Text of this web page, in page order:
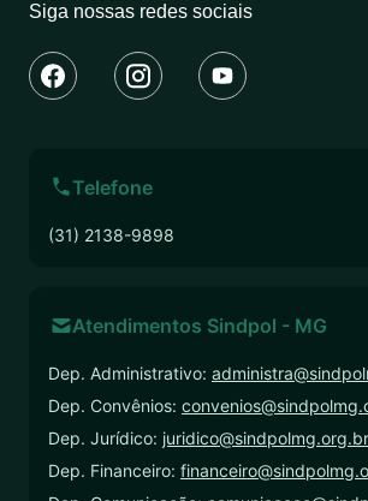
Siga nossas redes sociais
Telefone
(31) 2138-9898
Atendimentos Sindpol - MG
Dep. Administrativo:
Dep. Convênios:
Dep. Jurídico: juridico@sindpolmg.org.br
Dep. Financeiro: